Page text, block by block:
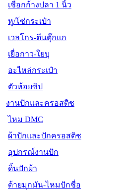
เชือกก้างปลา 1 นิ้ว
หู/โซ่กระเป๋า
เวลโกร-ตีนตุ๊กแก
เยื่อกาว-ใยบุ
อะไหล่กระเป๋า
ตัวห้อยซิป
งานปักและครอสติช
ไหม DMC
ผ้าปักและปักครอสติช
อุปกรณ์งานปัก
ดิ้นปักผ้า
ด้ายมุกมัน-ไหมปักชื่อ